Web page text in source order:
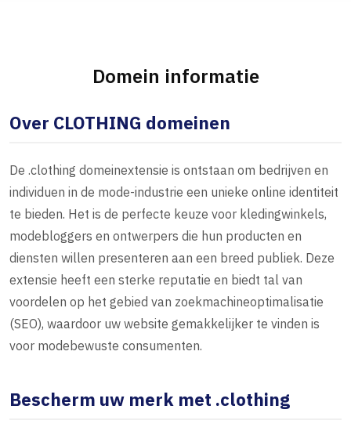
Domein informatie
Over CLOTHING domeinen
De .clothing domeinextensie is ontstaan om bedrijven en
individuen in de mode-industrie een unieke online identiteit
te bieden. Het is de perfecte keuze voor kledingwinkels,
modebloggers en ontwerpers die hun producten en
diensten willen presenteren aan een breed publiek. Deze
extensie heeft een sterke reputatie en biedt tal van
voordelen op het gebied van zoekmachineoptimalisatie
(SEO), waardoor uw website gemakkelijker te vinden is
voor modebewuste consumenten.
Bescherm uw merk met .clothing